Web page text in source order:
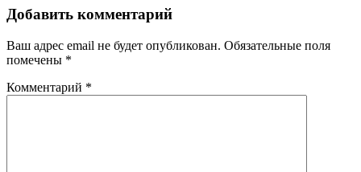
Добавить комментарий
Ваш адрес email не будет опубликован. Обязательные поля
помечены *
Комментарий *